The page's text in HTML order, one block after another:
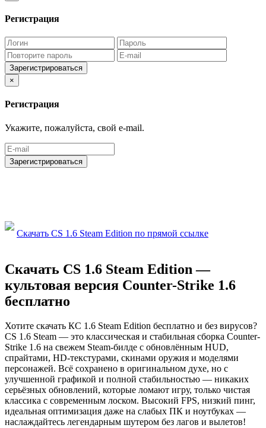
Регистрация
Зарегистрироваться
×
Регистрация
Укажите, пожалуйста, свой e-mail.
Зарегистрироваться
Скачать CS 1.6 Steam Edition по прямой ссылке
Скачать CS 1.6 Steam Edition —
культовая версия Counter-Strike 1.6
бесплатно
Хотите скачать КС 1.6 Steam Edition бесплатно и без вирусов?
CS 1.6 Steam — это классическая и стабильная сборка Counter-
Strike 1.6 на свежем Steam-билде с обновлённым HUD,
спрайтами, HD-текстурами, скинами оружия и моделями
персонажей. Всё сохранено в оригинальном духе, но с
улучшенной графикой и полной стабильностью — никаких
серьёзных обновлений, которые ломают игру, только чистая
классика с современным лоском. Высокий FPS, низкий пинг,
идеальная оптимизация даже на слабых ПК и ноутбуках —
наслаждайтесь легендарным шутером без лагов и вылетов!